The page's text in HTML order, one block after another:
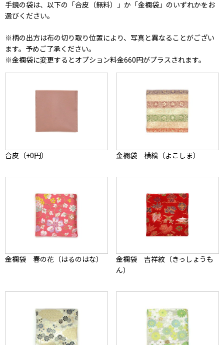
手鏡の袋は、以下の「合皮（無料）」か「金襴袋」のいずれかをお
選びください。
※柄の出方は布の切り取り位置により、写真と異なることがござい
ます。予めご了承ください。
※金襴袋に変更するとオプション料金660円がプラスされます。
合皮（+0円） 金襴袋 横縞（よこしま）
金襴袋 春の花（はるのはな）
金襴袋 吉祥紋（きっしょうも
ん）